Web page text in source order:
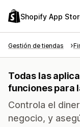
Shopify App
Gestión de tiendas
Todas las
funciones para
Controla el
negocio, y